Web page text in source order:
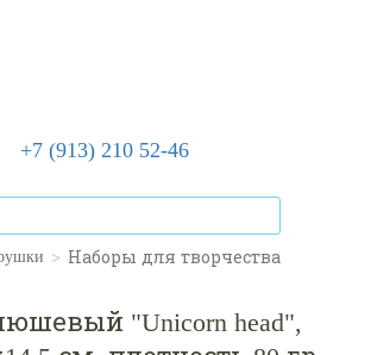
+7 (913) 210 52-46
> Наборы для творчества
"Unicorn head",